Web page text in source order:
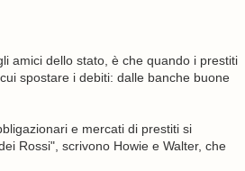
amici dello stato, è che quando i prestiti
spostare i debiti: dalle banche buone
e mercati di prestiti si
Rossi", scrivono Howie e Walter, che